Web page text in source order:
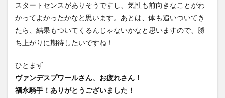
スタートセンスがありそうですし、気性も前向きなことがわ
かってよかったかなと思います。あとは、体も追いついてき
たら、結果もついてくるんじゃないかなと思いますので、勝
ち上がりに期待したいですね！
ひとまず
ヴァンデスプワールさん、お疲れさん！
福永騎手！ありがとうございました！